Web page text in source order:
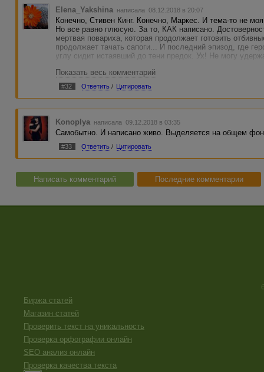
Elena_Yakshina написала 08.12.2018 в 20:07
Конечно, Стивен Кинг. Конечно, Маркес. И тема-то не
Но все равно плюсую. За то, КАК написано.
мертвая повариха, которая продолжает готовить
продолжает тачать сапоги... И последний эпизод, где
углу сидит истаявший до тени предок. Ух! Не могу
"Хорошие книги всегда правдивы, даже если в них
было и не будет".(С.Лем "Рассказы о пилоте Пирксе")
Этот рассказ - хороший.
Показать весь комментарий
#32 Ответить / Цитировать
Konoplya написала 09.12.2018 в 03:35
Самобытно. И написано живо. Выделяется на общем
#33 Ответить / Цитировать
Написать комментарий Последние комментарии
Биржа статей
Магазин статей
Проверить текст на уникальность
Проверка орфографии онлайн
SEO анализ онлайн
Проверка качества текста